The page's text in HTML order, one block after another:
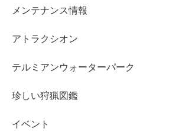
メンテナンス情報
アトラクシオン
テルミアンウォーターパーク
珍しい狩猟図鑑
イベント